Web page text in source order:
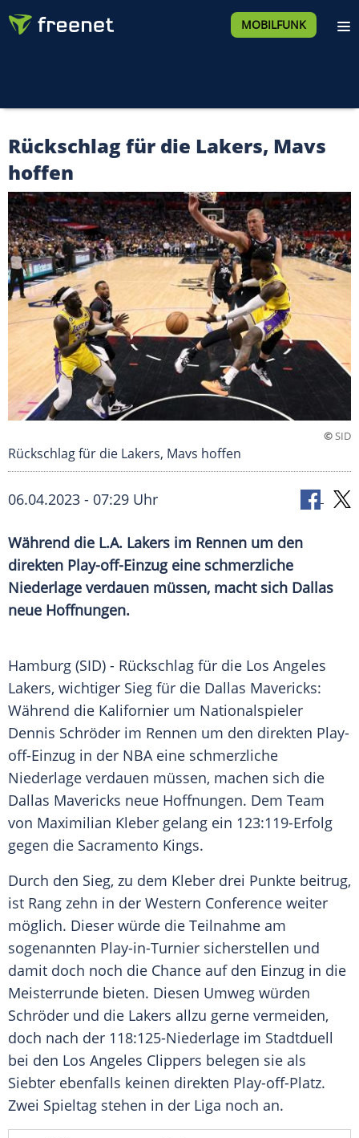
MOBILFUNK
Rückschlag für die Lakers, Mavs
hoffen
©SID
Rückschlag für die Lakers, Mavs hoffen
06.04.2023 - 07:29 Uhr
Während die L.A. Lakers im Rennen um den
direkten Play-off-Einzug eine schmerzliche
Niederlage verdauen müssen, macht sich Dallas
neue Hoffnungen.
Hamburg (SID) - Rückschlag für die Los Angeles
Lakers, wichtiger Sieg für die Dallas Mavericks:
Während die Kalifornier um Nationalspieler
Dennis Schröder im Rennen um den direkten Play-
off-Einzug in der NBA eine schmerzliche
Niederlage verdauen müssen, machen sich die
Dallas Mavericks neue Hoffnungen. Dem Team
von Maximilian Kleber gelang ein 123:119-Erfolg
gegen die Sacramento Kings.
Durch den Sieg, zu dem Kleber drei Punkte beitrug,
ist Rang zehn in der Western Conference weiter
möglich. Dieser würde die Teilnahme am
sogenannten Play-in-Turnier sicherstellen und
damit doch noch die Chance auf den Einzug in die
Meisterrunde bieten. Diesen Umweg würden
Schröder und die Lakers allzu gerne vermeiden,
doch nach der 118:125-Niederlage im Stadtduell
bei den Los Angeles Clippers belegen sie als
Siebter ebenfalls keinen direkten Play-off-Platz.
Zwei Spieltag stehen in der Liga noch an.